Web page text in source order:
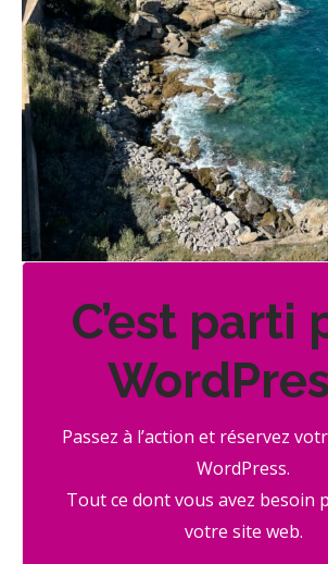
C’est parti
Passez à l’action et réservez
WordPress.
Tout ce dont vous avez besoin
votre site web.